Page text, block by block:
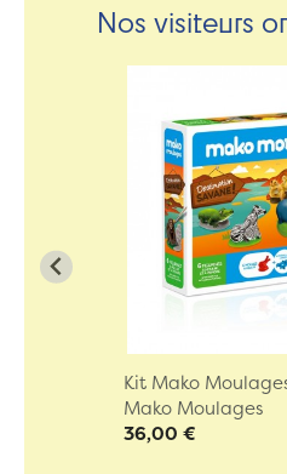
Nos visiteurs
Kit Mako
Mako Moulages
36,00 €